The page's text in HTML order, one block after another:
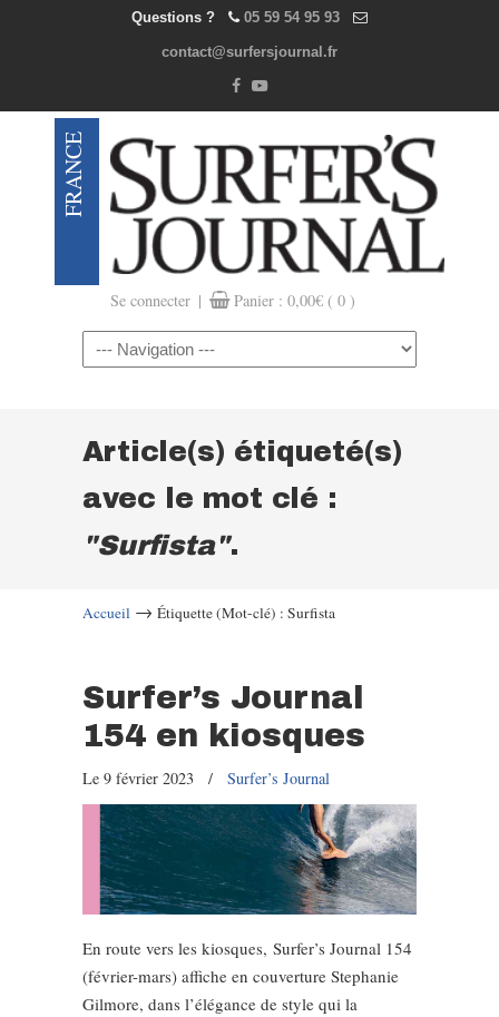
Questions ? 05 59 54 95 93
contact@surfersjournal.fr
Se connecter | Panier : 0,00€ ( 0 )
Navigation
Article(s) étiqueté(s)
avec le mot clé :
"Surfista".
Accueil → Étiquette (Mot-clé) : Surfista
Surfer’s Journal
154 en kiosques
Le 9 février 2023 / Surfer’s Journal
En route vers les kiosques, Surfer’s Journal 154
(février-mars) affiche en couverture Stephanie
Gilmore, dans l’élégance de style qui la